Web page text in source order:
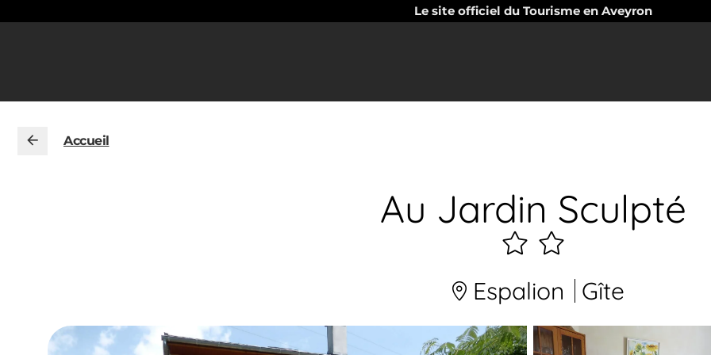
Le site officiel du Tourisme en Aveyron
Accueil
Au Jardin Sculpté
2
étoiles
Espalion Gîte